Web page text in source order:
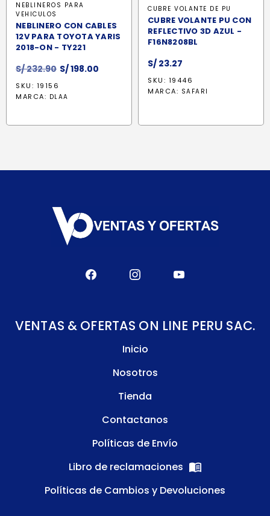
NEBLINEROS PARA
VEHICULOS
NEBLINERO CON CABLES
12V PARA TOYOTA YARIS
2018-ON - TY221
S/232.90 El
original
S/198.00
SKU: 19156
MARCA: DLAA
CUBRE VOLANTE DE PU
CUBRE VOLANTE PU CON
REFLECTIVO 3D AZUL -
F16N8208BL
S/ 23.27
SKU: 19446
MARCA: SAFARI
VENTAS & OFERTAS ON LINE PERU SAC.
Inicio
Nosotros
Tienda
Contactanos
Políticas de Envío
Libro de reclamaciones
Políticas de Cambios y Devoluciones